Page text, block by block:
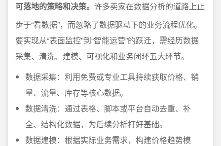
可落地的策略和决策。 许多卖家在数据分析的道路上止
步于“看数据”，而忽略了数据驱动下的业务流程优化。
要实现从“表面监控”到“智能运营”的跃迁，需经历数据
采集、清洗、建模、可视化和业务闭环五大环节。
数据采集：利用免费或专业工具持续获取价格、销
量、流量、库存等核心数据。
数据清洗：通过表格、脚本或平台自动去重、补
全、结构化数据，为后续分析打好基础。
数据建模：根据实际业务需求，构建价格趋势模